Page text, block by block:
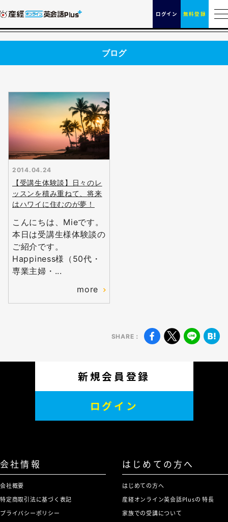
ログイン 無料登録
ブログ
2014.04.24
【受講生体験談】日々のレ
ッスンを積み重ねて、将来
はハワイに住むのが夢！
こんにちは、Mieです。
本日は受講生様体験談の
ご紹介です。
Happiness様（50代・
専業主婦・...
more
SHARE：
新規会員登録
ログイン
会社情報
会社概要
特定商取引法に基づく表記
プライバシーポリシー
はじめての方へ
はじめての方へ
産経オンライン英会話Plusの 特長
家族での受講について